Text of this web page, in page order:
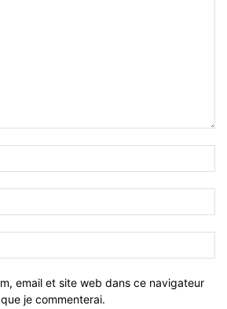
email et site web dans ce navigateur
je commenterai.